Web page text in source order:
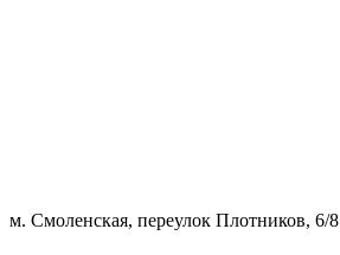
м. Смоленская, переулок Плотников, 6/8